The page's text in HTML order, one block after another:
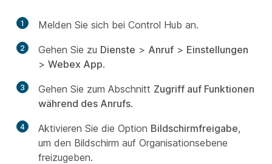
1 Melden Sie sich bei Control Hub an.
2 Gehen Sie zu Dienste > Anruf > Einstellungen
> Webex App.
3 Gehen Sie zum Abschnitt Zugriff auf Funktionen
während des Anrufs.
4 Aktivieren Sie die Option Bildschirmfreigabe,
um den Bildschirm auf Organisationsebene
freizugeben.